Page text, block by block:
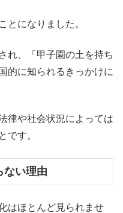
とになりました。
れ、「甲子園の土を持ち
的に知られるきっかけに
律や社会状況によっては
です。
ない理由
はほとんど見られませ